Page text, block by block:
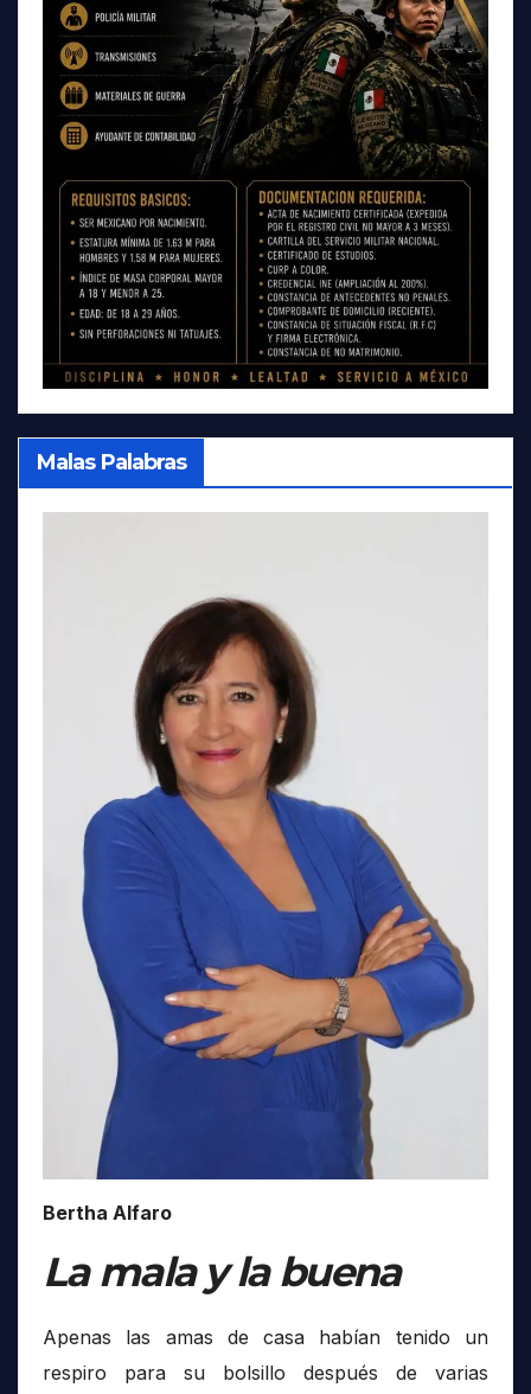
Malas Palabras
Bertha Alfaro
La mala y la buena
Apenas las amas de casa habían tenido un
respiro para su bolsillo después de varias